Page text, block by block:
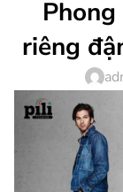
riêng